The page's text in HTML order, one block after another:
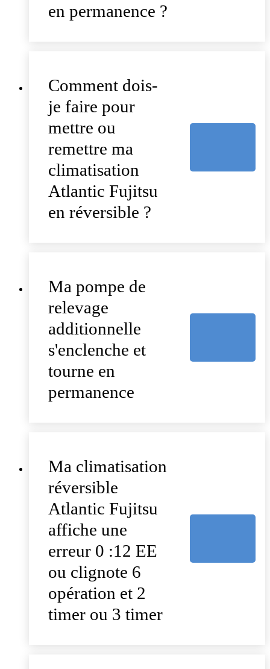
en permanence ?
Comment dois-
je faire pour
mettre ou
remettre ma
climatisation
Atlantic Fujitsu
en réversible ?
Ma pompe de
relevage
additionnelle
s'enclenche et
tourne en
permanence
Ma climatisation
réversible
Atlantic Fujitsu
affiche une
erreur 0 :12 EE
ou clignote 6
opération et 2
timer ou 3 timer